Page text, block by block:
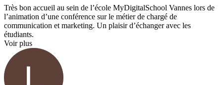
Très bon accueil au sein de l’école MyDigitalSchool Vannes lors de
l’animation d’une conférence sur le métier de chargé de
communication et marketing. Un plaisir d’échanger avec les
étudiants.
Voir plus